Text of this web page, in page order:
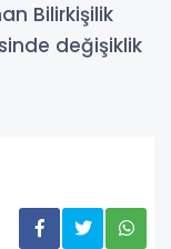
Bilirkişilik
değişiklik